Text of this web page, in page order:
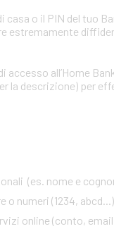
casa o il PIN del tuo
estremamente
accesso all’Home
la descrizione) per
(es. nome e
o numeri (1234, abcd...)
online (conto,